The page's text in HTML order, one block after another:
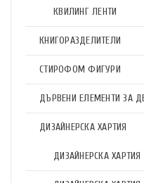
КВИЛИНГ ЛЕНТИ
КНИГОРАЗДЕЛИТЕЛИ
СТИРОФОМ ФИГУРИ
ДЪРВЕНИ ЕЛЕМЕНТИ ЗА
ДИЗАЙНЕРСКА ХАРТИЯ
ДИЗАЙНЕРСКА ХАРТИЯ